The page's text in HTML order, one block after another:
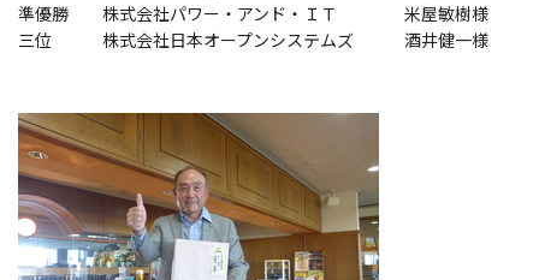
準優勝 株式会社パワー・アンド・ＩＴ 米屋敏樹様
三位 株式会社日本オープンシステムズ 酒井健一様